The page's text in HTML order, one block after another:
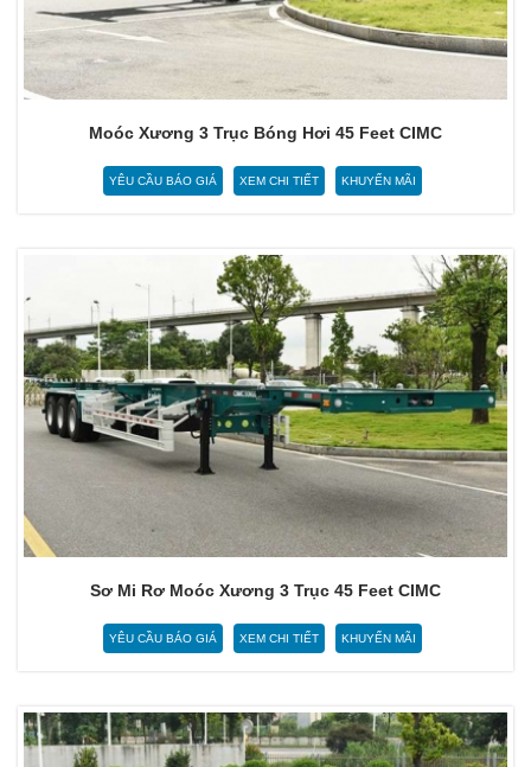
Moóc Xương 3 Trục Bóng Hơi 45 Feet CIMC
YÊU CẦU BÁO GIÁ XEM CHI TIẾT KHUYẾN MÃI
Sơ Mi Rơ Moóc Xương 3 Trục 45 Feet CIMC
YÊU CẦU BÁO GIÁ XEM CHI TIẾT KHUYẾN MÃI